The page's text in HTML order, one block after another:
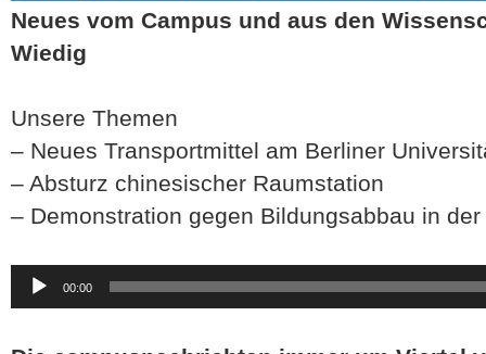
Neues vom Campus und aus den
Wiedig
Unsere Themen
– Neues Transportmittel am Berliner
– Absturz chinesischer Raumstation
– Demonstration gegen Bildungsabbau in
Audio-
Player
00:00